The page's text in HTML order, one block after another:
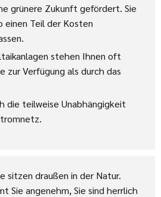
grünere Zukunft gefördert. Sie
einen Teil der Kosten
stehen Ihnen oft
zur Verfügung als durch das
die teilweise Unabhängigkeit
sitzen draußen in der Natur.
Sie angenehm, Sie sind herrlich